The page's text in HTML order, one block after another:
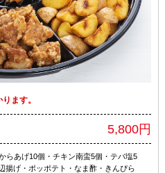
ます。
5,800円
らあげ10個・チキン南蛮5個・テバ塩5
揚げ・ポッポテト・なま酢・きんぴら